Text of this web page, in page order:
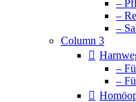
–
–
–
Column 3
–
–